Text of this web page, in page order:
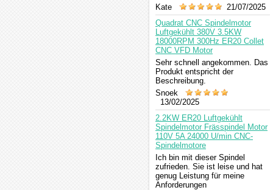
Kate
21/07/2025
Quadrat CNC Spindelmotor
Luftgekühlt 380V 3.5KW
18000RPM 300Hz ER20 Collet
CNC VFD Motor
Sehr schnell angekommen. Das
Produkt entspricht der
Beschreibung.
Snoek
13/02/2025
2.2KW ER20 Luftgekühlt
Spindelmotor Frässpindel Motor
110V 5A 24000 U/min CNC-
Spindelmotore
Ich bin mit dieser Spindel
zufrieden. Sie ist leise und hat
genug Leistung für meine
Anforderungen